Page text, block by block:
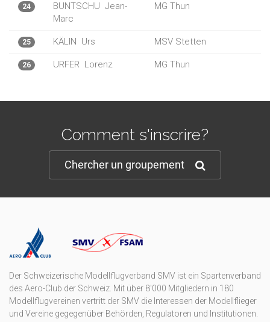
24 BUNTSCHU Jean-
Marc
MG Thun
25 KÄLIN Urs MSV Stetten
26 URFER Lorenz MG Thun
Comment s'inscrire?
Chercher un groupement
Der Schweizerische Modellflugverband SMV ist ein Spartenverband
des Aero-Club der Schweiz. Mit über 8'000 Mitgliedern in 180
Modellflugvereinen vertritt der SMV die Interessen der Modellflieger
und Vereine gegegenüber Behörden, Regulatoren und Institutionen.